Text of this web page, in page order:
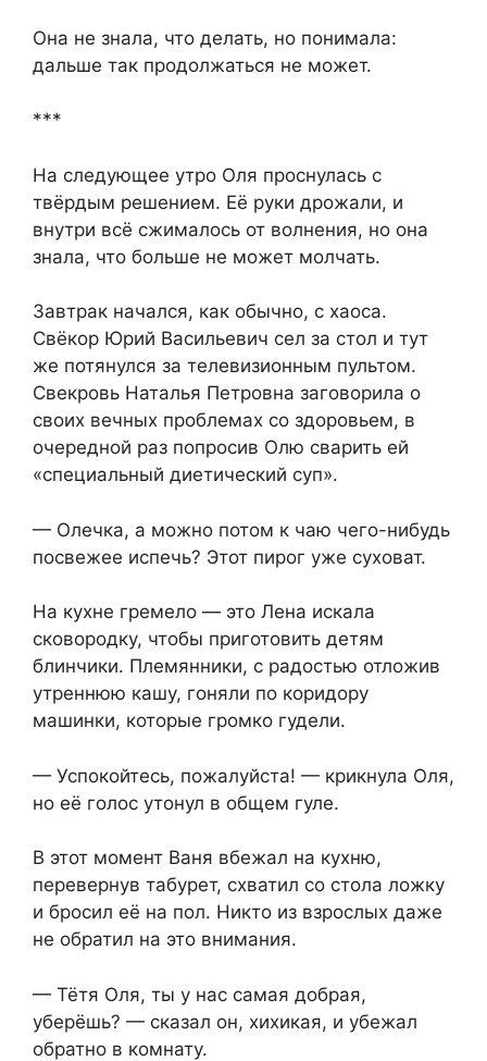
Она не знала, что делать, но понимала:
дальше так продолжаться не может.
***
На следующее утро Оля проснулась с
твёрдым решением. Её руки дрожали, и
внутри всё сжималось от волнения, но она
знала, что больше не может молчать.
Завтрак начался, как обычно, с хаоса.
Свёкор Юрий Васильевич сел за стол и тут
же потянулся за телевизионным пультом.
Свекровь Наталья Петровна заговорила о
своих вечных проблемах со здоровьем, в
очередной раз попросив Олю сварить ей
«специальный диетический суп».
— Олечка, а можно потом к чаю чего-нибудь
посвежее испечь? Этот пирог уже суховат.
На кухне гремело — это Лена искала
сковородку, чтобы приготовить детям
блинчики. Племянники, с радостью отложив
утреннюю кашу, гоняли по коридору
машинки, которые громко гудели.
— Успокойтесь, пожалуйста! — крикнула Оля,
но её голос утонул в общем гуле.
В этот момент Ваня вбежал на кухню,
перевернув табурет, схватил со стола ложку
и бросил её на пол. Никто из взрослых даже
не обратил на это внимания.
— Тётя Оля, ты у нас самая добрая,
уберёшь? — сказал он, хихикая, и убежал
обратно в комнату.